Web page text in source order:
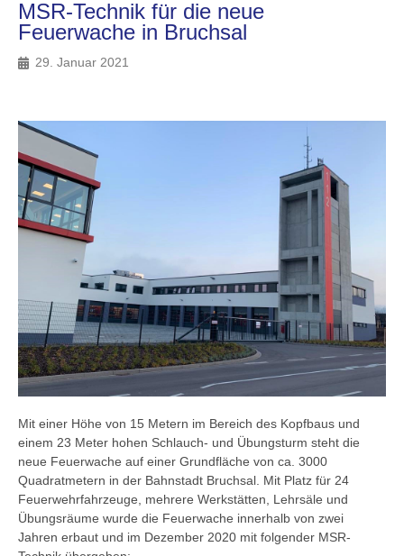
MSR-Technik für die neue
Feuerwache in Bruchsal
29. Januar 2021
Mit einer Höhe von 15 Metern im Bereich des Kopfbaus und
einem 23 Meter hohen Schlauch- und Übungsturm steht die
neue Feuerwache auf einer Grundfläche von ca. 3000
Quadratmetern in der Bahnstadt Bruchsal. Mit Platz für 24
Feuerwehrfahrzeuge, mehrere Werkstätten, Lehrsäle und
Übungsräume wurde die Feuerwache innerhalb von zwei
Jahren erbaut und im Dezember 2020 mit folgender MSR-